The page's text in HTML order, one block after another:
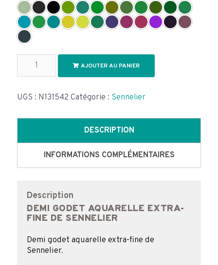
Demi
aquarelle
fine
AJOUTER AU PANIER
UGS : N131542 Catégorie : Sennelier
DESCRIPTION
INFORMATIONS COMPLÉMENTAIRES
Description
DEMI GODET AQUARELLE EXTRA-
FINE DE SENNELIER
Demi godet aquarelle extra-fine de
Sennelier.